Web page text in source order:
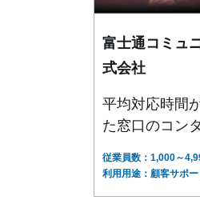
富士通コミュ
式会社
平均対応時間
た窓口のコン
従業員数：1,000～
利用用途：顧客サポー